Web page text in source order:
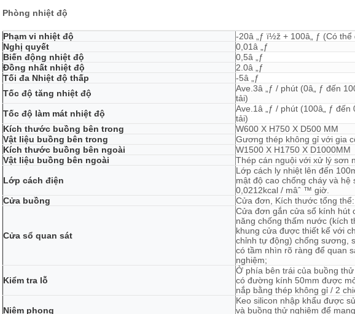
Phòng nhiệt độ
Phạm vi nhiệt độ
-20â „ƒ ï½ž + 100â„ ƒ (Có thể
Nghị quyết
0,01â „ƒ
Biến động nhiệt độ
0,5â „ƒ
Đồng nhất nhiệt độ
2.0â „ƒ
Tối đa Nhiệt độ thấp
-5â „ƒ
Tốc độ tăng nhiệt độ
Ave.3â „ƒ / phút (0â„ ƒ đến
tải)
Tốc độ làm mát nhiệt độ
Ave.1â „ƒ / phút (100â„ ƒ
tải)
Kích thước buồng bên trong
W600 X H750 X D500 MM
Vật liệu buồng bên trong
Gương thép không gỉ với gia
Kích thước buồng bên ngoài
W1500 X H1750 X D1000MM
Vật liệu buồng bên ngoài
Thép cán nguội với xử lý sơn
Lớp cách điện
Lớp cách ly nhiệt lên đến
mật độ cao chống cháy và hệ
0,0212kcal / mâˆ ™ giờ.
Cửa buồng
Cửa đơn, Kích thước tổng
Cửa sổ quan sát
Cửa đơn gắn cửa sổ kính hút
năng chống thấm nước (kích
khung cửa được thiết kế với
chỉnh tự động) chống sương,
có tầm nhìn rõ ràng để quan
nghiệm;
Kiểm tra lỗ
Ở phía bên trái của buồng
có đường kính 50mm được
nắp bằng thép không gỉ / 2
Niêm phong
Keo silicon nhập khẩu được
và buồng thử nghiệm để